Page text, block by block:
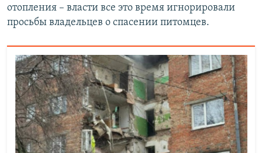
отопления – власти все это время игнорировали
просьбы владельцев о спасении питомцев.